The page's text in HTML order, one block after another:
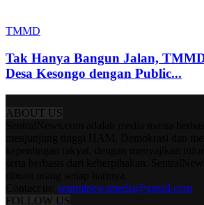
TMMD
Tak Hanya Bangun Jalan,
Desa Kesongo dengan Public...
ABOUT US
sentralnewsmedia@gmail.com
FOLLOW US